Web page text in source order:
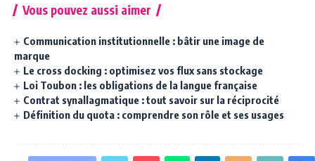
Vous pouvez aussi aimer
Communication institutionnelle : bâtir une image de
marque
Le cross docking : optimisez vos flux sans stockage
Loi Toubon : les obligations de la langue française
Contrat synallagmatique : tout savoir sur la réciprocité
Définition du quota : comprendre son rôle et ses usages